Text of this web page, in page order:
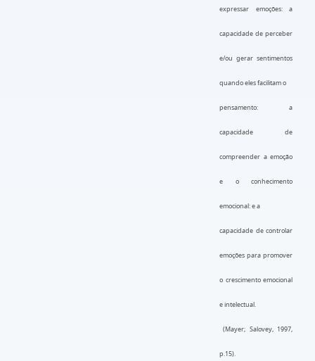
expressar emoções: a
capacidade de perceber
e/ou gerar sentimentos
quando eles facilitam o
pensamento: a
capacidade de
compreender a emoção
e o conhecimento
emocional: e a
capacidade de controlar
emoções para promover
o crescimento emocional
e intelectual.
(Mayer; Salovey, 1997,
p.15).